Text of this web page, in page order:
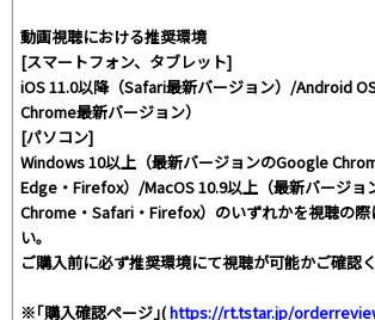
動画視聴における推奨環境
[スマートフォン、タブレット]
iOS 11.0以降（Safari最新バージョン）/Android
Chrome最新バージョン）
[パソコン]
Windows 10以上（最新バージョンのGoogle
Edge・Firefox）/MacOS 10.9以上（最新バージョ
Chrome・Safari・Firefox）のいずれかを視聴の際
い。
ご購入前に必ず推奨環境にて視聴が可能かご確認く
※｢購入確認ページ｣(https://rt.tstar.jp/